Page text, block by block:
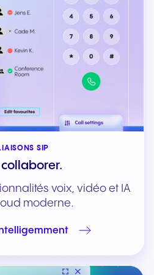
SIP
voix, vidéo et IA
moderne.